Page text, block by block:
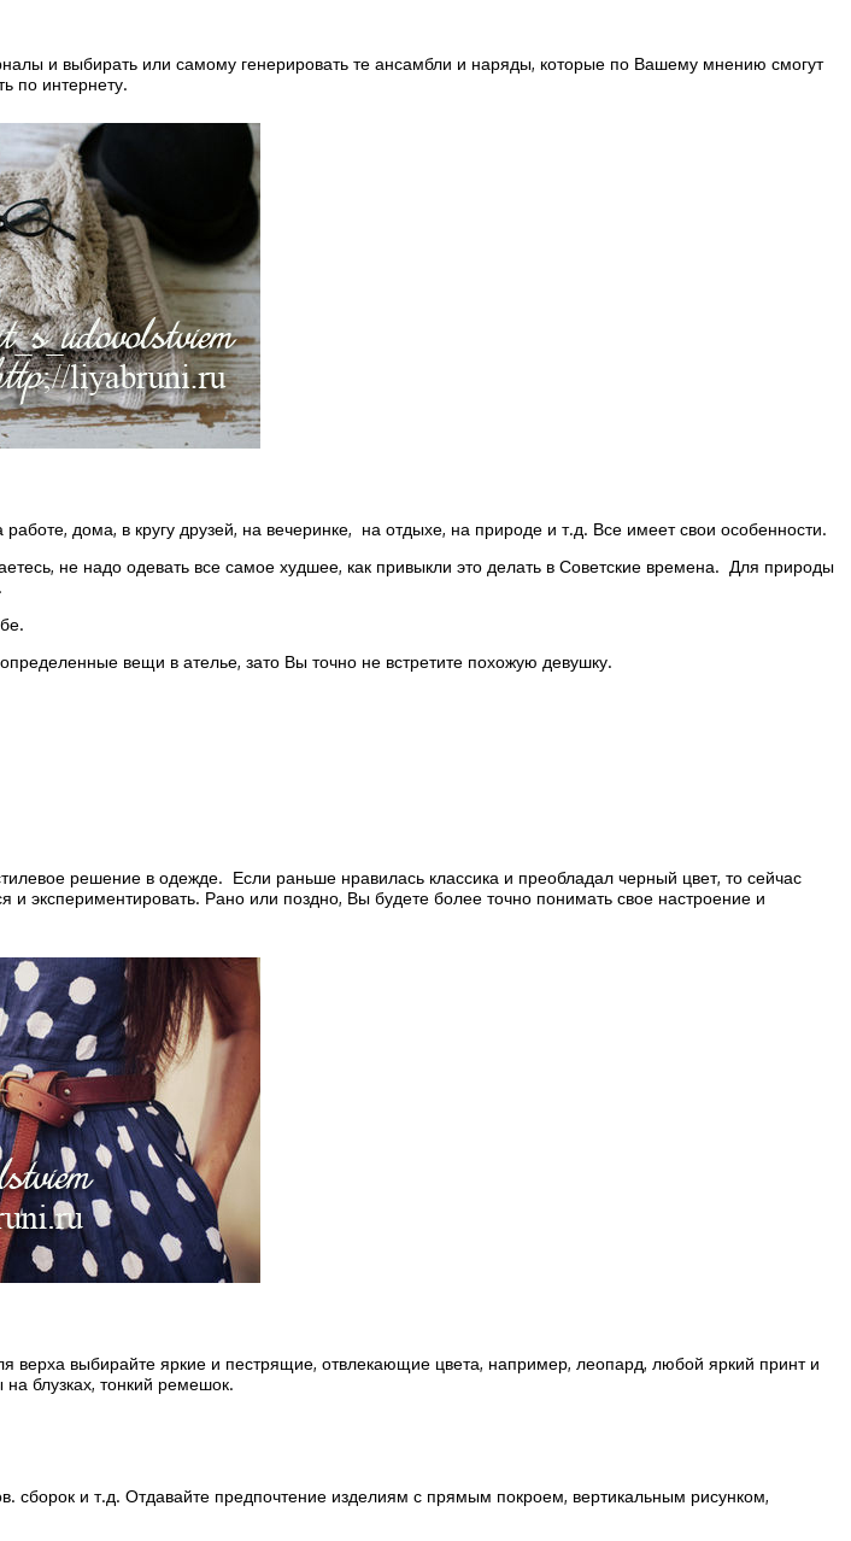
и выбирать или самому генерировать те ансамбли и наряды, которые по Вашему мнению смогут
по интернету.
дома, в кругу друзей, на вечеринке, на отдыхе, на природе и т.д. Все имеет свои особенности.
не надо одевать все самое худшее, как привыкли это делать в Советские времена. Для природы
вещи в ателье, зато Вы точно не встретите похожую девушку.
решение в одежде. Если раньше нравилась классика и преобладал черный цвет, то сейчас
экспериментировать. Рано или поздно, Вы будете более точно понимать свое настроение и
выбирайте яркие и пестрящие, отвлекающие цвета, например, леопард, любой яркий принт и
блузках, тонкий ремешок.
сборок и т.д. Отдавайте предпочтение изделиям с прямым покроем, вертикальным рисунком,